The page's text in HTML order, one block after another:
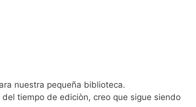
nuestra pequeña biblioteca.
tiempo de ediciòn, creo que sigue siendo